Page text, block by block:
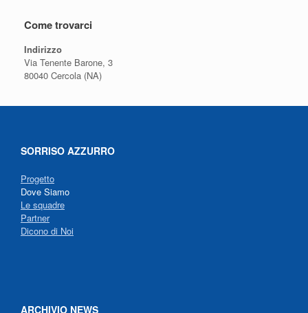
Come trovarci
Indirizzo
Via Tenente Barone, 3
80040 Cercola (NA)
SORRISO AZZURRO
Progetto
Dove Siamo
Le squadre
Partner
Dicono di Noi
ARCHIVIO NEWS